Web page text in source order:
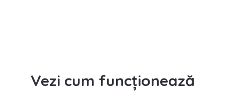
Vezi cum funcționează